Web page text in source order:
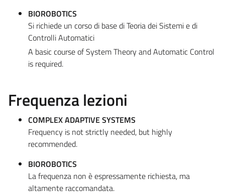
BIOROBOTICS
Si richiede un corso di base di Teoria dei Sistemi e di
Controlli Automatici
A basic course of System Theory and Automatic Control
is required.
Frequenza lezioni
COMPLEX ADAPTIVE SYSTEMS
Frequency is not strictly needed, but highly
recommended.
BIOROBOTICS
La frequenza non è espressamente richiesta, ma
altamente raccomandata.